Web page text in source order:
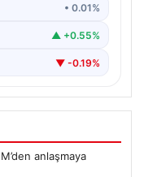
• 0.01%
▲ +0.55%
▼ -0.19%
anlaşmaya